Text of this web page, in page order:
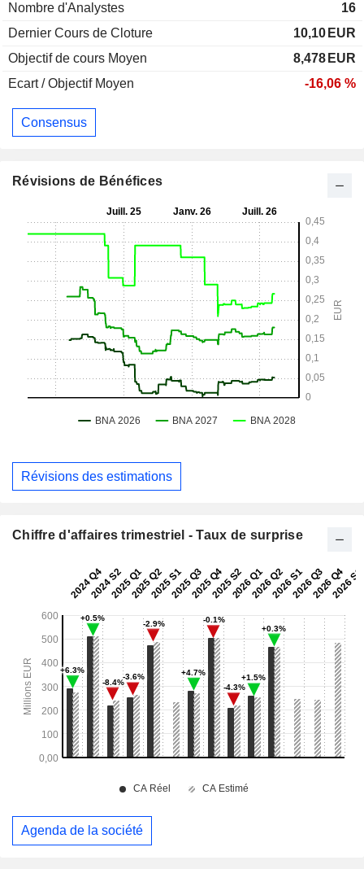
Nombre d'Analystes
16
Dernier Cours de Cloture
10,10 EUR
Objectif de cours Moyen
8,478 EUR
Ecart / Objectif Moyen
-16,06 %
Consensus
Révisions de Bénéfices
Révisions des estimations
Chiffre d'affaires trimestriel - Taux de surprise
Agenda de la société